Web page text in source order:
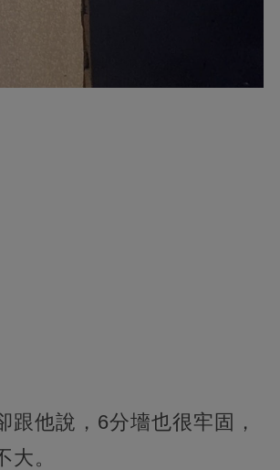
跟他說，6分墻也很牢固，
大。